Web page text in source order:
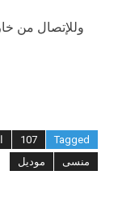
Tagged
107
منسى
موديل